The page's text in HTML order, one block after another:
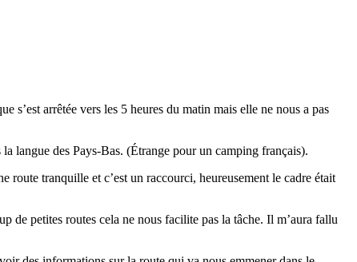
s’est arrêtée vers les 5 heures du matin mais elle ne nous a pas
langue des Pays-Bas. (Étrange pour un camping français).
route tranquille et c’est un raccourci, heureusement le cadre était
de petites routes cela ne nous facilite pas la tâche. Il m’aura fallu